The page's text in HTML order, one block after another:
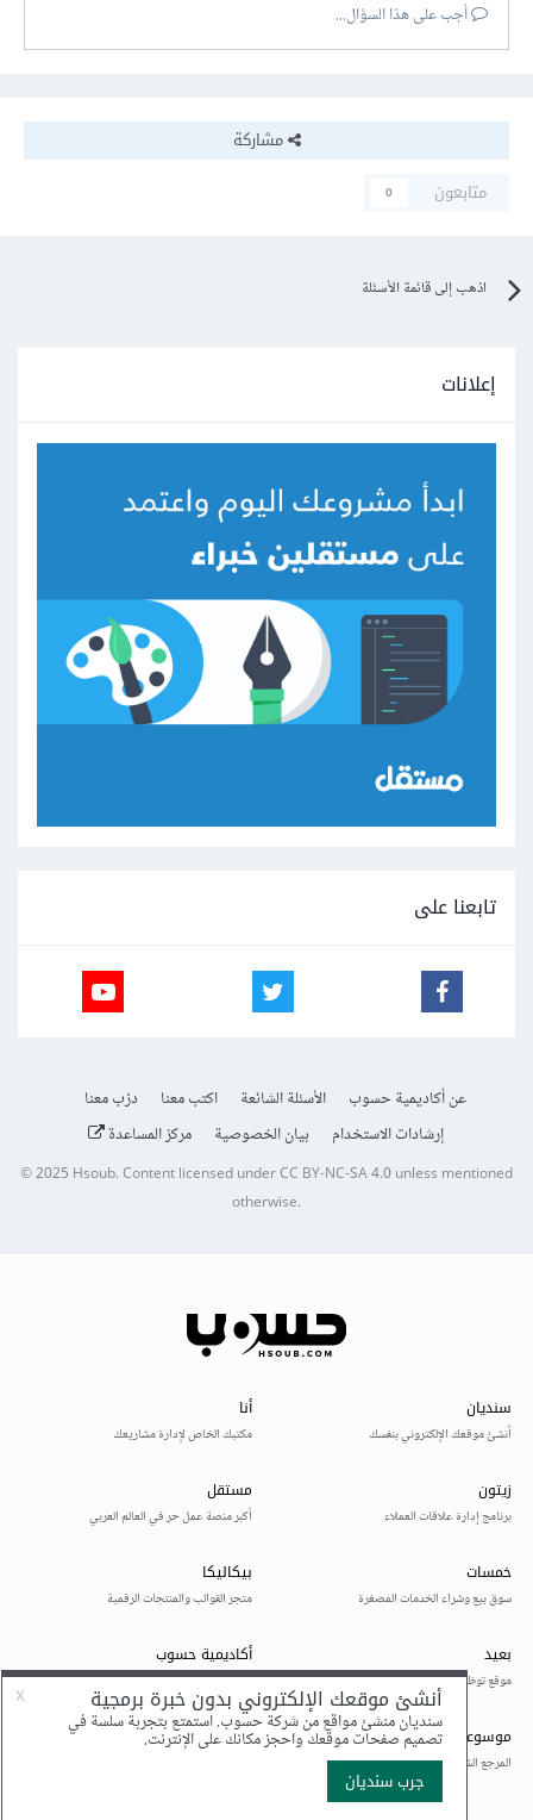
أجب على هذا السؤال...
مشاركة
متابعون
0
اذهب إلى قائمة الأسئلة
إعلانات
تابعنا على
عن أكاديمية حسوب الأسئلة الشائعة اكتب معنا
درّب معنا
إرشادات الاستخدام
بيان الخصوصية مركز المساعدة
© 2025Hsoub.Content licensed underCC BY-NC-SA 4.0unless mentioned
otherwise.